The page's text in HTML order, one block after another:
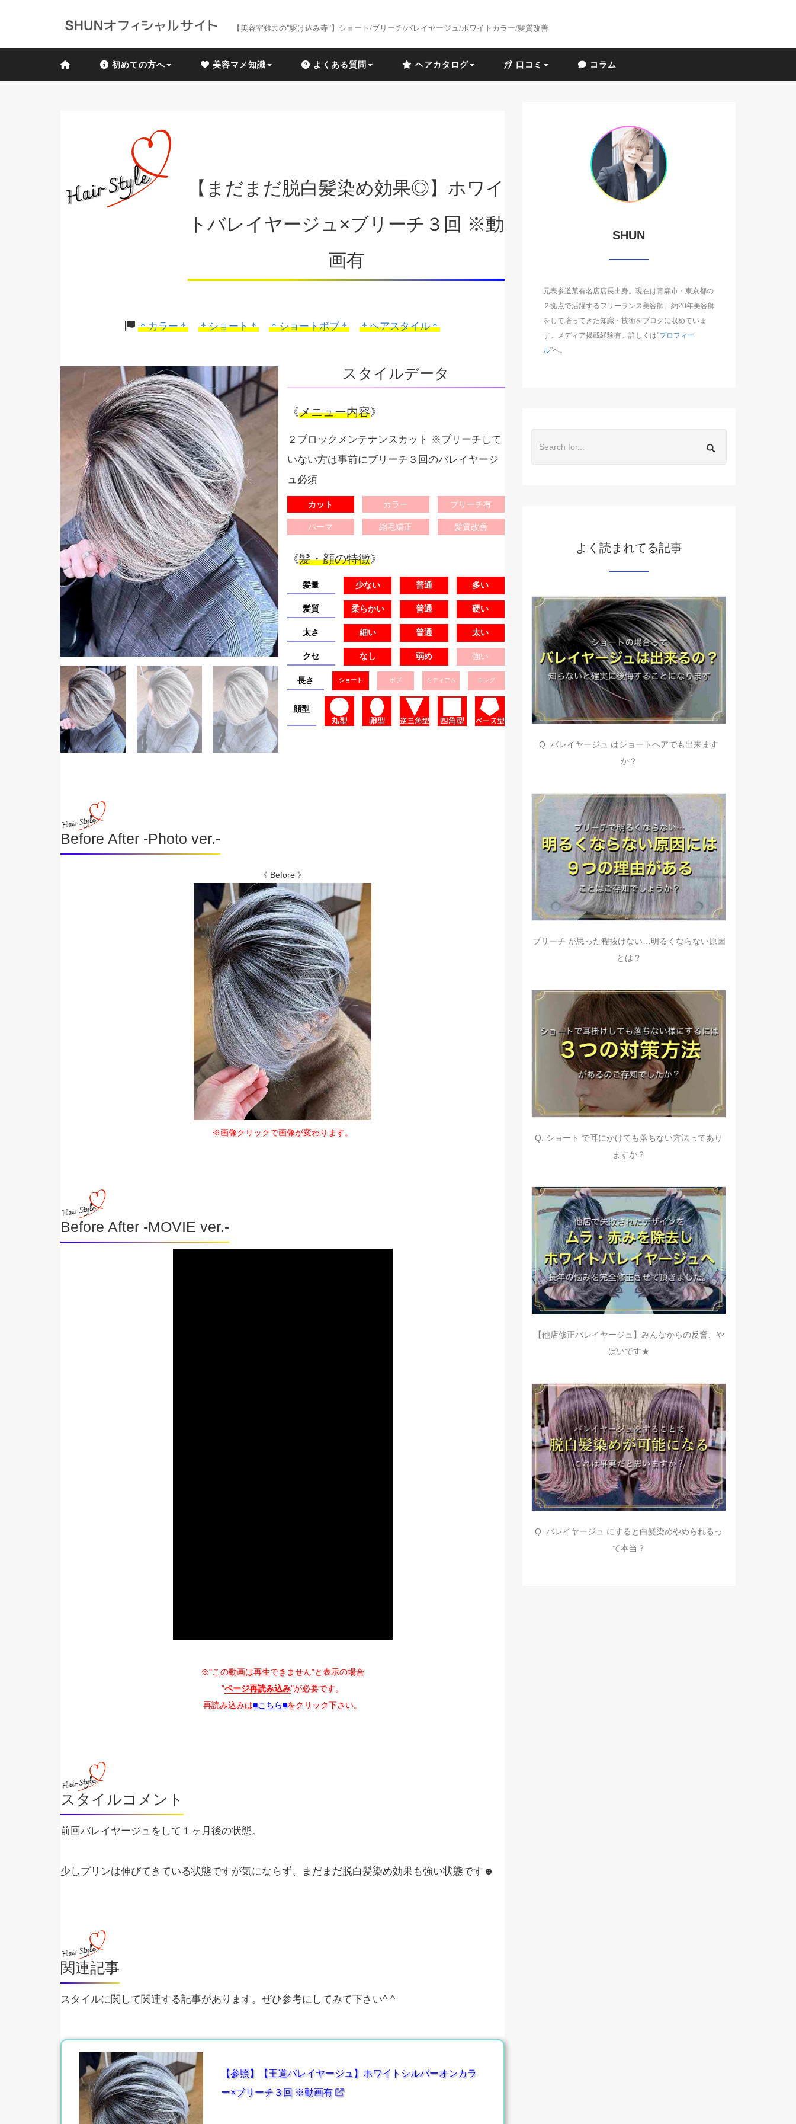
【美容室難民の"駆け込み寺"】ショート/ブリーチ/バレイヤージュ/ホワイトカラー/髪質改善
初めての方へ 美容マメ知識 よくある質問 ヘアカタログ 口コミ コラム
【まだまだ脱白髪染め効果◎】ホワイ
トバレイヤージュ×ブリーチ３回 ※動
画有
＊カラー＊ ＊ショート＊ ＊ショートボブ＊ ＊ヘアスタイル＊
スタイルデータ
《メニュー内容》
２ブロックメンテナンスカット ※ブリーチして
いない方は事前にブリーチ３回のバレイヤージ
ュ必須
カット カラー ブリーチ有
パーマ 縮毛矯正 髪質改善
《髪・顔の特徴》
髪量 少ない 普通 多い
髪質 柔らかい 普通 硬い
太さ 細い 普通 太い
クセ なし 弱め 強い
長さ ショート ボブ ミディアム ロング
顔型
Before After -Photo ver.-
《 Before 》
※画像クリックで画像が変わります。
Before After -MOVIE ver.-
※"この動画は再生できません"と表示の場合
"ページ再読み込み"が必要です。
再読み込みは■こちら■をクリック下さい。
スタイルコメント
前回バレイヤージュをして１ヶ月後の状態。
少しプリンは伸びてきている状態ですが気にならず、まだまだ脱白髪染め効果も強い状態です☻
関連記事
スタイルに関して関連する記事があります。ぜひ参考にしてみて下さい^ ^
【参照】【王道バレイヤージュ】ホワイトシルバーオンカラ
ー×ブリーチ３回 ※動画有
SHUN
元表参道某有名店店長出身。現在は青森市・東京都の
２拠点で活躍するフリーランス美容師。約20年美容師
をして培ってきた知識・技術をブログに収めていま
す。メディア掲載経験有。詳しくは"プロフィー
ル"へ。
よく読まれてる記事
Q. バレイヤージュ はショートヘアでも出来ます
か？
ブリーチ が思った程抜けない…明るくならない原因
とは？
Q. ショート で耳にかけても落ちない方法ってあり
ますか？
【他店修正バレイヤージュ】みんなからの反響、や
ばいです★
Q. バレイヤージュ にすると白髪染めやめられるっ
て本当？